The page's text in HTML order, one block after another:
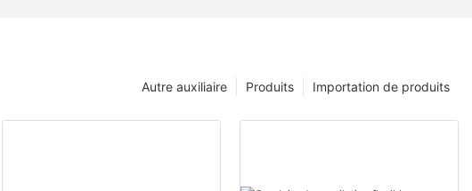
Importation de produits
Produits
Autre auxiliaire